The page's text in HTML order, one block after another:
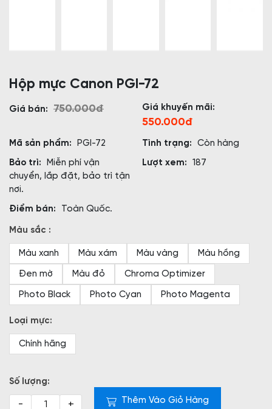
Hộp mực Canon PGI-72
Giá bán: 750.000đ Giá khuyến mãi:
550.000đ
Mã sản phẩm: PGI-72 Tình trạng:
Còn hàng
Bảo trì:
Miễn phí vận
chuyển, lắp đặt, bảo trì tận
nơi.
Lượt xem: 187
Điểm bán: Toàn Quốc.
Màu sắc :
Màu xanh Màu xám Màu vàng Màu hồng
Đen mờ Màu đỏ Chroma Optimizer
Photo Black Photo Cyan Photo Magenta
Loại mực:
Chính hãng
Số lượng:
- + Thêm Vào Giỏ Hàng